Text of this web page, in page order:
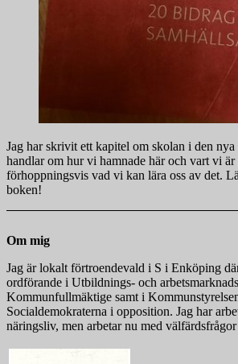
Jag har skrivit ett kapitel om skolan i den
handlar om hur vi hamnade här och vart vi
förhoppningsvis vad vi kan lära oss av det.
boken!
Om mig
Jag är lokalt förtroendevald i S i Enköping
ordförande i Utbildnings- och
Kommunfullmäktige samt i
Socialdemokraterna i opposition. Jag har
näringsliv, men arbetar nu med